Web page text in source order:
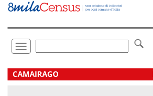
Vai
direttamente
Toggle
navigation
.
CAMAIRAGO